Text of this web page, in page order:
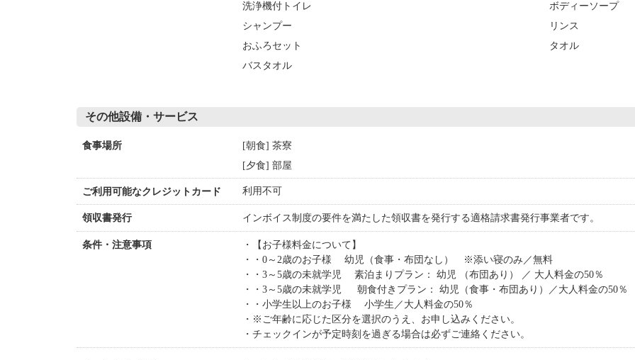
洗浄機付トイレ
ボディーソープ
シャンプー
リンス
おふろセット
タオル
バスタオル
その他設備・サービス
食事場所
[朝食] 茶寮
[夕食] 部屋
ご利用可能なクレジットカード 利用不可
領収書発行 インボイス制度の要件を満たした領収書を発行する適格請求書発行事業者です。
条件・注意事項
【お子様料金について】
・0～2歳のお子様 幼児（食事・布団なし） ※添い寝のみ／無料
・3～5歳の未就学児 素泊まりプラン： 幼児 （布団あり） ／ 大人料金の50％
・3～5歳の未就学児 朝食付きプラン： 幼児（食事・布団あり）／大人料金の50％
・小学生以上のお子様 小学生／大人料金の50％
※ご年齢に応じた区分を選択のうえ、お申し込みください。
チェックインが予定時刻を過ぎる場合は必ずご連絡ください。